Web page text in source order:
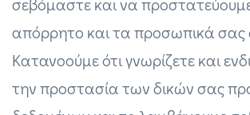
απόρρητο και τα προσωπικά σας
Κατανοούμε ότι γνωρίζετε και
την προστασία των δικών σας